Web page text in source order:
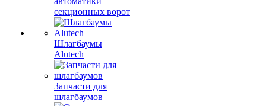
секционных ворот
Шлагбаумы
Alutech
Запчасти для
шлагбаумов